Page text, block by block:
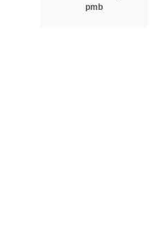
pmb